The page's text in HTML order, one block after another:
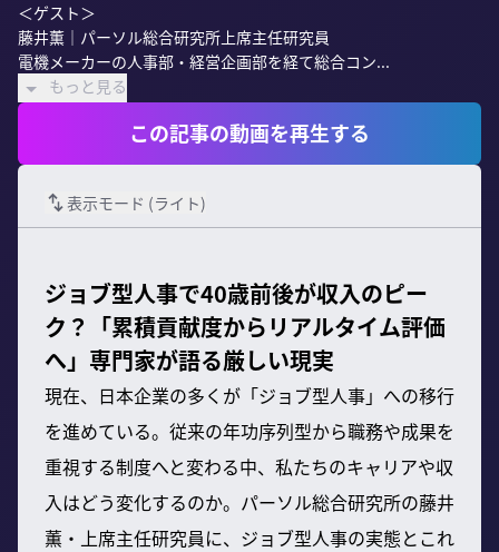
＜ゲスト＞
藤井薫｜パーソル総合研究所上席主任研究員
電機メーカーの人事部・経営企画部を経て総合コン...
もっと見る
この記事の動画を再生する
表示モード (ライト)
ジョブ型人事で40歳前後が収入のピー
ク？「累積貢献度からリアルタイム評価
へ」専門家が語る厳しい現実
現在、日本企業の多くが「ジョブ型人事」への移行
を進めている。従来の年功序列型から職務や成果を
重視する制度へと変わる中、私たちのキャリアや収
入はどう変化するのか。パーソル総合研究所の藤井
薫・上席主任研究員に、ジョブ型人事の実態とこれ